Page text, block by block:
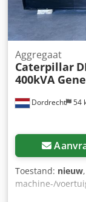
Dordrecht 54
Aggregaat
Caterpillar
400kVA
Toestand: nieuw
machine-/